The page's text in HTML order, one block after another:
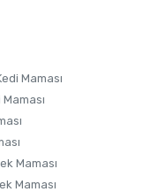
Maması
Maması
Maması